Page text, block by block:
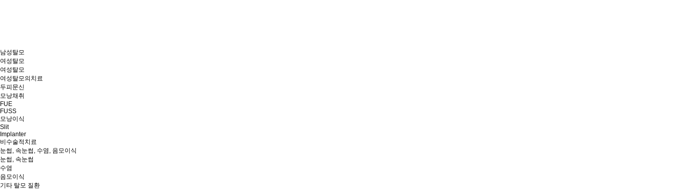
남성탈모
여성탈모
여성탈모
여성탈모의치료
두피문신
모낭채취
FUE
FUSS
모낭이식
Slit
Implanter
비수술적치료
눈썹, 속눈썹, 수염, 음모이식
눈썹, 속눈썹
수염
음모이식
기타 탈모 질환